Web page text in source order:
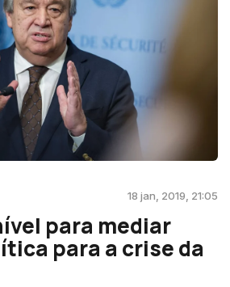
18 jan, 2019, 21:05
para mediar
para a crise da